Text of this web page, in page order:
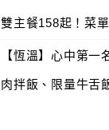
雙主餐158起！菜單
【恆溫】心中第
肉拌飯、限量牛舌